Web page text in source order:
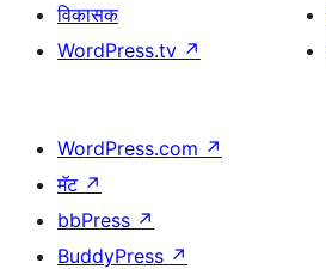
विकासक
WordPress.tv ↗
WordPress.com ↗
मॅट ↗
bbPress ↗
BuddyPress ↗